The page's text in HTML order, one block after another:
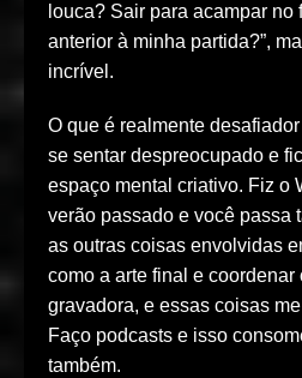
louca? Sair para acampar no
anterior à minha partida?”,
incrível.
O que é realmente
se sentar despreocupado e
espaço mental criativo. Fiz o
verão passado e você passa
as outras coisas envolvidas
como a arte final e coordenar
gravadora, e essas coisas
Faço podcasts e isso
também.